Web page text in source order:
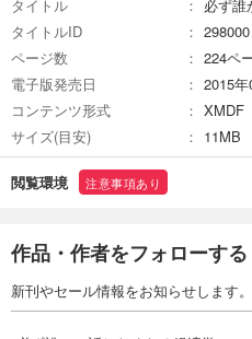
タイトル
必ず誰
タイトルID
298000
ページ数
224ペ
電子版発売日
2015
コンテンツ形式
XMDF
サイズ(目安)
11MB
閲覧環境 注意事項あり
作品・作者をフォローする
新刊やセール情報をお知らせします。